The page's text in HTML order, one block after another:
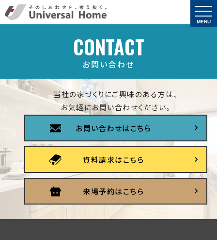
CONTACT
お問い合わせ
当社の家づくりにご興味のある方は、
お気軽にお問い合わせください。
お問い合わせはこちら
資料請求はこちら
来場予約はこちら
MENU